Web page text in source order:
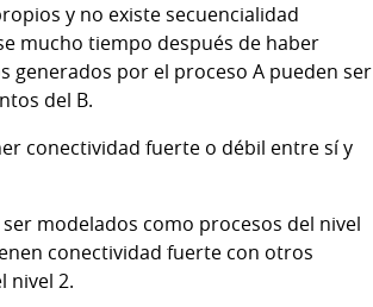
y no existe secuencialidad
mucho tiempo después de haber
generados por el proceso A pueden ser
del B.
conectividad fuerte o débil entre sí y
modelados como procesos del nivel
conectividad fuerte con otros
nivel 2.